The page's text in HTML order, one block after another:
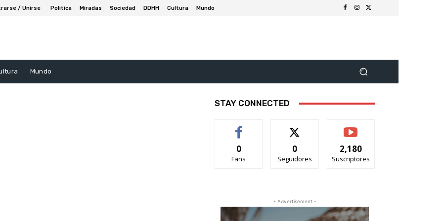
/ Unirse Politica Miradas Sociedad DDHH Cultura Mundo
Mundo
STAY CONNECTED
0
Fans
0
Seguidores
2,180
Suscriptores
- Advertisement -